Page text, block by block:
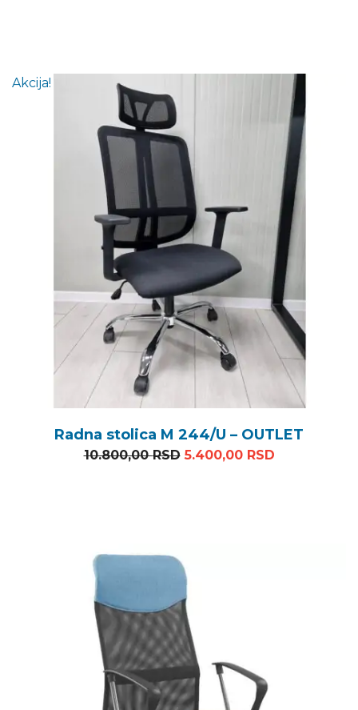
Akcija!
Radna stolica M 244/U – OUTLET
10.800,00RSD Originalna cena je bila:
5.400,00 RSDTrenutna